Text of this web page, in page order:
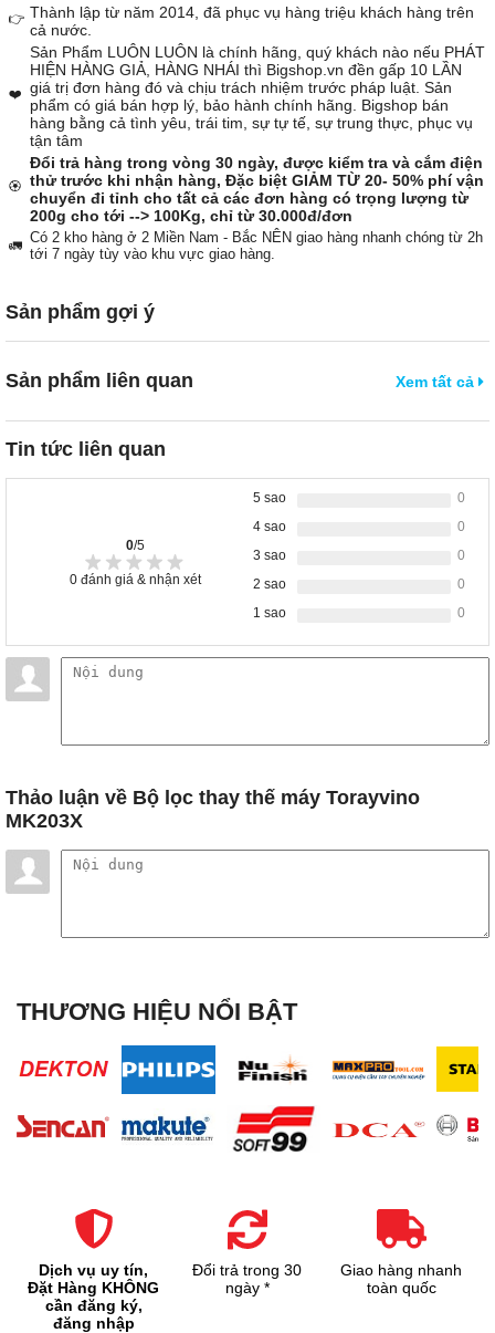
👉 Thành lập từ năm 2014, đã phục vụ hàng triệu khách hàng trên
cả nước.
❤️
Sản Phẩm LUÔN LUÔN là chính hãng, quý khách nào nếu PHÁT
HIỆN HÀNG GIẢ, HÀNG NHÁI thì Bigshop.vn đền gấp 10 LẦN
giá trị đơn hàng đó và chịu trách nhiệm trước pháp luật. Sản
phẩm có giá bán hợp lý, bảo hành chính hãng. Bigshop bán
hàng bằng cả tình yêu, trái tim, sự tự tế, sự trung thực, phục vụ
tận tâm
🏵️
Đổi trả hàng trong vòng 30 ngày, được kiểm tra và cắm điện
thử trước khi nhận hàng, Đặc biệt GIẢM TỪ 20- 50% phí vận
chuyển đi tỉnh cho tất cả các đơn hàng có trọng lượng từ
200g cho tới --> 100Kg, chỉ từ 30.000đ/đơn
🚛 Có 2 kho hàng ở 2 Miền Nam - Bắc NÊN giao hàng nhanh chóng từ 2h
tới 7 ngày tùy vào khu vực giao hàng.
Sản phẩm gợi ý
Sản phẩm liên quan Xem tất cả
Tin tức liên quan
0/5
0 đánh giá & nhận xét
5 sao
0
4 sao
0
3 sao
0
2 sao
0
1 sao
0
Thảo luận về Bộ lọc thay thế máy Torayvino
MK203X
THƯƠNG HIỆU NỔI BẬT
Dịch vụ uy tín,
Đặt Hàng KHÔNG
cần đăng ký,
đăng nhập
Đổi trả trong 30
ngày *
Giao hàng nhanh
toàn quốc